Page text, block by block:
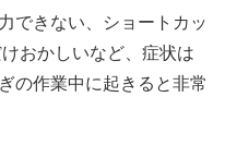
できない、ショートカッ
おかしいなど、症状は
の作業中に起きると非常